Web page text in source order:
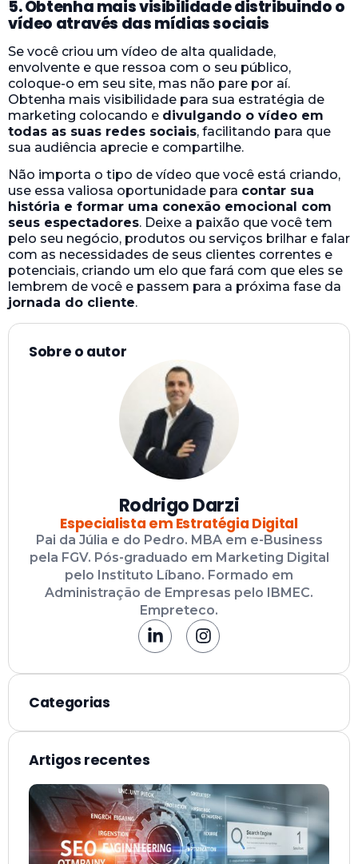
5. Obtenha mais visibilidade distribuindo o
vídeo através das mídias sociais
Se você criou um vídeo de alta qualidade,
envolvente e que ressoa com o seu público,
coloque-o em seu site, mas não pare por aí.
Obtenha mais visibilidade para sua estratégia de
marketing colocando e divulgando o vídeo em
todas as suas redes sociais, facilitando para que
sua audiência aprecie e compartilhe.
Não importa o tipo de vídeo que você está criando,
use essa valiosa oportunidade para contar sua
história e formar uma conexão emocional com
seus espectadores. Deixe a paixão que você tem
pelo seu negócio, produtos ou serviços brilhar e falar
com as necessidades de seus clientes correntes e
potenciais, criando um elo que fará com que eles se
lembrem de você e passem para a próxima fase da
jornada do cliente.
Sobre o autor
Rodrigo Darzi
Especialista em Estratégia Digital
Pai da Júlia e do Pedro. MBA em e-Business
pela FGV. Pós-graduado em Marketing Digital
pelo Instituto Líbano. Formado em
Administração de Empresas pelo IBMEC.
Empreteco.
Categorias
Artigos recentes